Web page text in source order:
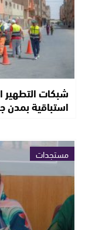
شبكات التطهير
استباقية بمدن
مستجدات